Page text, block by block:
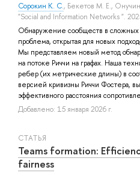
Сорокин К. С., Бекетов М. Е.,
"Social and Information Networks ".
Обнаружение сообществ в сложных
проблема, открытая для новых
Мы представляем новый метод
на потоке Риччи на графах. Наша
ребер (их метрические длины) в
версией кривизны Риччи Фостера,
эффективного расстояния
Добавлено: 15 января 2026 г.
СТАТЬЯ
Teams formation:
fairness